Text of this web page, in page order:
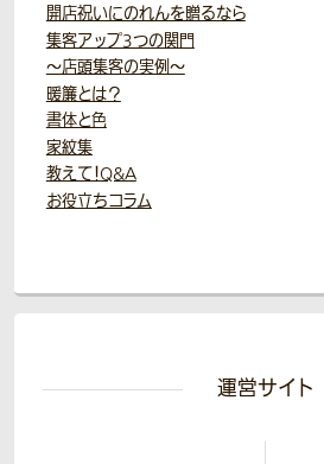
開店祝いにのれんを贈るなら
集客アップ3つの関門
～店頭集客の実例～
暖簾とは？
書体と色
家紋集
教えて！Q&A
お役立ちコラム
運営サイト